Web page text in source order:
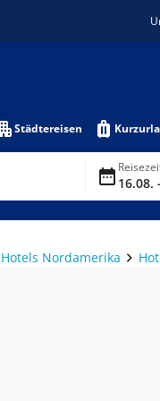
Städtereisen
16.08.
Hotels Nordamerika